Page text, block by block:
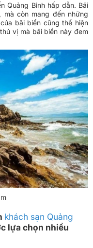
Quảng Bình hấp dẫn. Bãi
còn mang đến những
bãi biển cũng thể hiện
vị mà bãi biển này đem
khách sạn Quảng
lựa chọn nhiều